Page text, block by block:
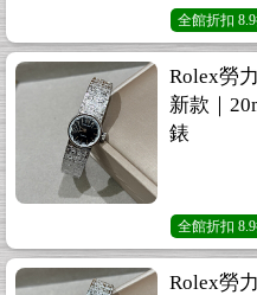
全館折扣
Rolex勞
新款｜
錶
全館折扣
Rolex勞